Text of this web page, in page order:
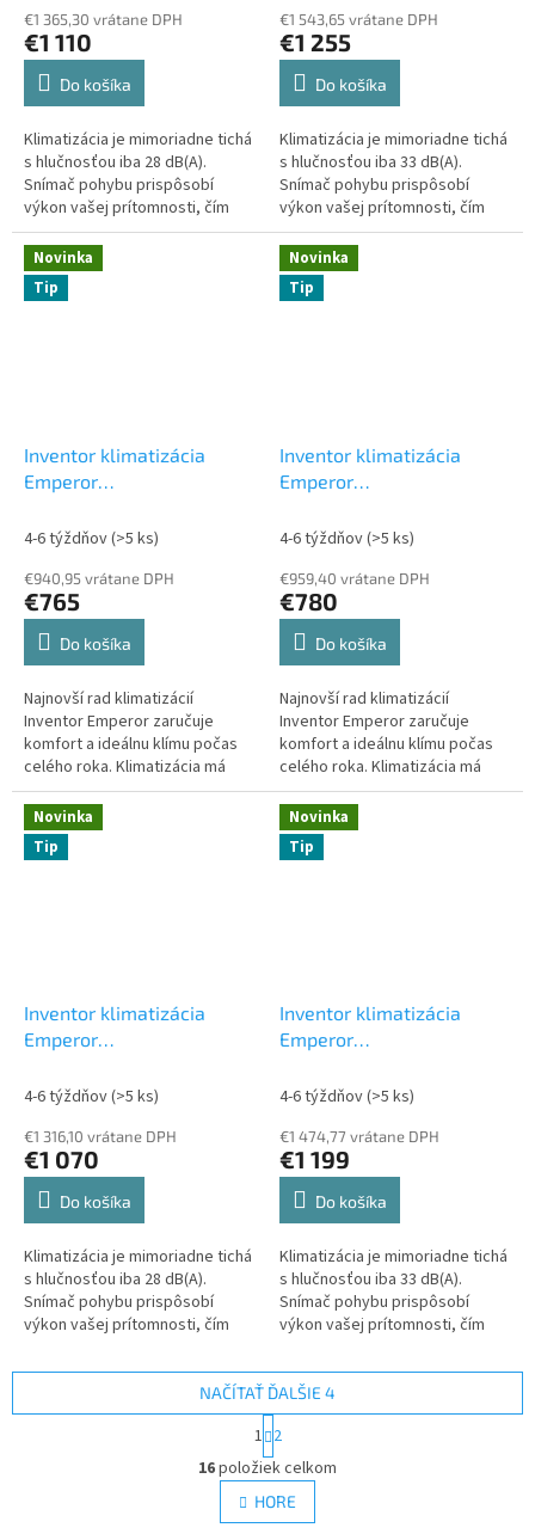
€1 365,30 vrátane DPH
€1 110
Do košíka
Klimatizácia je mimoriadne tichá
s hlučnosťou iba 28 dB(A).
Snímač pohybu prispôsobí
výkon vašej prítomnosti, čím
šetrí energiu. Wi-Fi ovládanie a
podpora hlasových príkazov
vám...
€1 543,65 vrátane DPH
€1 255
Do košíka
Klimatizácia je mimoriadne tichá
s hlučnosťou iba 33 dB(A).
Snímač pohybu prispôsobí
výkon vašej prítomnosti, čím
šetrí energiu. Wi-Fi ovládanie a
podpora hlasových príkazov
vám...
Novinka
Tip
Inventor klimatizácia
Emperor
2,5 kWSet vonkajšia a
4-6 týždňov(>5 ks)
€940,95 vrátane DPH
€765
Do košíka
Najnovší rad klimatizácií
Inventor Emperor zaručuje
komfort a ideálnu klímu počas
celého roka. Klimatizácia má
elegantný dizajn, ktorý sa ľahko
začlení do každého interiéru.
Novinka
Tip
Inventor klimatizácia
Emperor
3,5 kWSet vonkajšia a
4-6 týždňov(>5 ks)
€959,40 vrátane DPH
€780
Do košíka
Najnovší rad klimatizácií
Inventor Emperor zaručuje
komfort a ideálnu klímu počas
celého roka. Klimatizácia má
elegantný dizajn, ktorý sa ľahko
začlení do každého interiéru.
Novinka
Tip
Inventor klimatizácia
Emperor
5 kWSet vonkajšia a
4-6 týždňov(>5 ks)
€1 316,10 vrátane DPH
€1 070
Do košíka
Klimatizácia je mimoriadne tichá
s hlučnosťou iba 28 dB(A).
Snímač pohybu prispôsobí
výkon vašej prítomnosti, čím
podpora hlasových príkazov
Novinka
Tip
Inventor klimatizácia
Emperor
7 kWSet vonkajšia a
4-6 týždňov(>5 ks)
€1 474,77 vrátane DPH
€1 199
Do košíka
Klimatizácia je mimoriadne tichá
s hlučnosťou iba 33 dB(A).
Snímač pohybu prispôsobí
výkon vašej prítomnosti, čím
podpora hlasových príkazov
vám...
O
v
l
á
NAČÍTAŤ ĎALŠIE 4
t
r
á
n
k
1 2
16položiek celkom
HORE